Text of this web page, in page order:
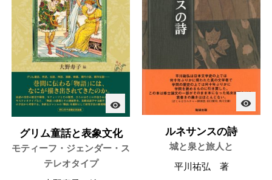
visibility
グリム童話と表象文化
モティーフ・ジェンダー・ス
テレオタイプ
visibility
ルネサンスの詩
城と泉と旅人と
平川祐弘 著